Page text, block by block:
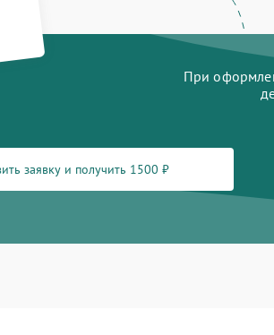
При
заявку и получить 1500 ₽